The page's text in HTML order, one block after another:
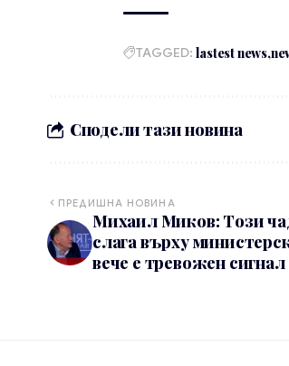
TAGGED: lastest news
Сподели тази новина
ПРЕДИШНА НОВИНА
Михаил Миков: Този
слага върху
вече е тревожен сигнал